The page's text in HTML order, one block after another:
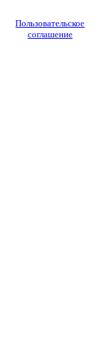
Пользовательское
соглашение